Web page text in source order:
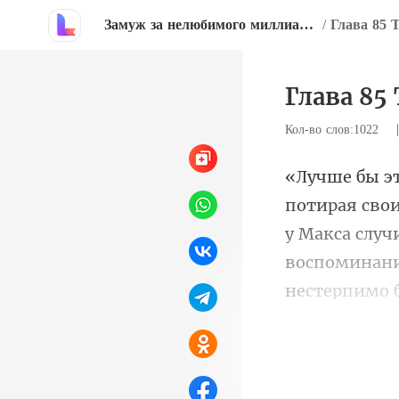
Замуж за нелюбимого миллиардера / Глава 85
Глава
Кол-во слов:1022
у Макса
во